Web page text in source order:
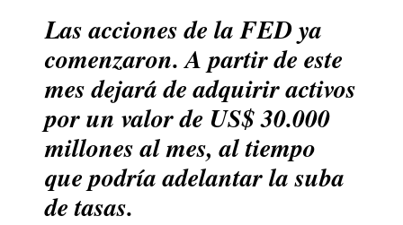
Las acciones de la FED ya
comenzaron. A partir de este
mes dejará de adquirir activos
por un valor de US$ 30.000
millones al mes, al tiempo
que podría adelantar la suba
de tasas.